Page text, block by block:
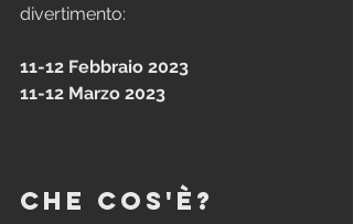
divertimento:
11-12 Febbraio 2023
11-12 Marzo 2023
Che cos'è?